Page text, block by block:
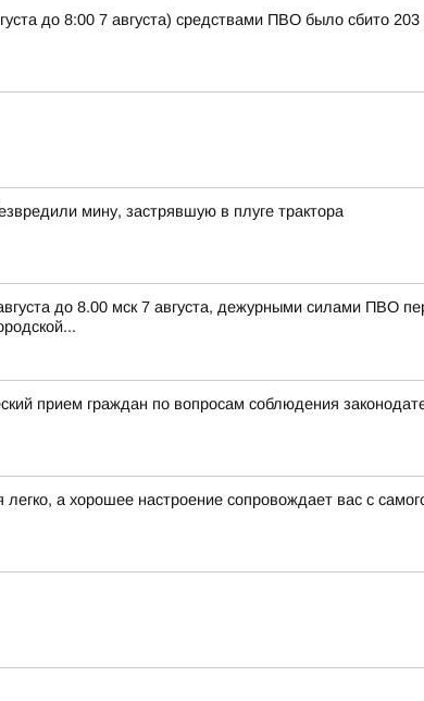
до 8:00 7 августа) средствами ПВО было сбито
мину, застрявшую в плуге трактора
до 8.00 мск 7 августа, дежурными силами ПВО
прием граждан по вопросам соблюдения
а хорошее настроение сопровождает вас с